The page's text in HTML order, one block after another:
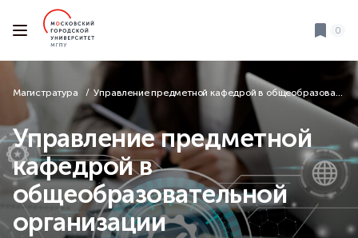
0
Магистратура Управление предметной кафедрой в общеобразовательной организации
Управление предметной
кафедрой в
общеобразовательной
организации